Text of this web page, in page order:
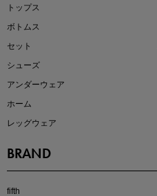
トップス
ボトムス
セット
シューズ
アンダーウェア
ホーム
レッグウェア
BRAND
fifth